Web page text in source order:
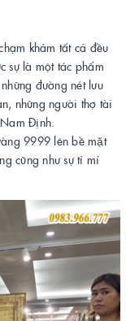
khảm tất cả đều
sự là một tác phẩm
đường nét lưu
những người thợ tài
Định.
9999 lên bề mặt
cũng như sự tỉ mỉ